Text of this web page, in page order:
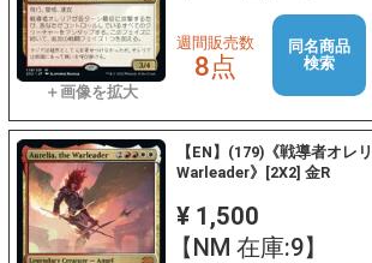
週間販売数
8点
同名商品
検索
【EN】(179)《戦導者オレ
Warleader》[2X2] 金R
¥ 1,500
【NM 在庫:9】